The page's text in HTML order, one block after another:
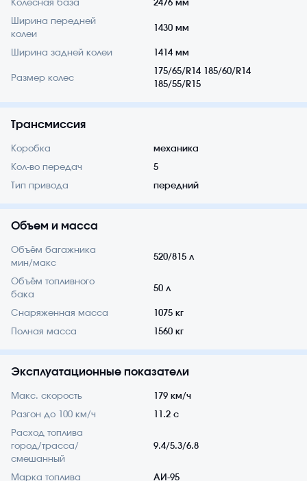
Колесная база 2476 мм
Ширина передней
колеи
1430 мм
Ширина задней колеи 1414 мм
Размер колес
175/65/R14 185/60/R14
185/55/R15
Трансмиссия
Коробка механика
Кол-во передач 5
Тип привода передний
Объем и масса
Объём багажника
мин/макс
520/815 л
Объём топливного
бака
50 л
Снаряженная масса 1075 кг
Полная масса 1560 кг
Эксплуатационные показатели
Макс. скорость 179 км/ч
Разгон до 100 км/ч 11.2 с
Расход топлива
город/трасса/
смешанный
9.4/5.3/6.8
Марка топлива АИ-95